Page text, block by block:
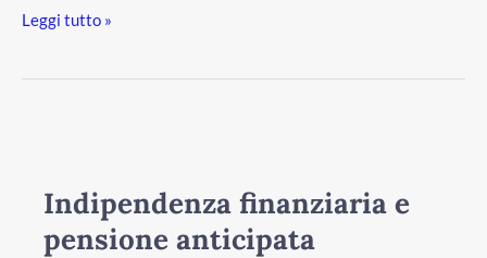
Leggi tutto »
Indipendenza finanziaria e
pensione anticipata
pensione
anticipata